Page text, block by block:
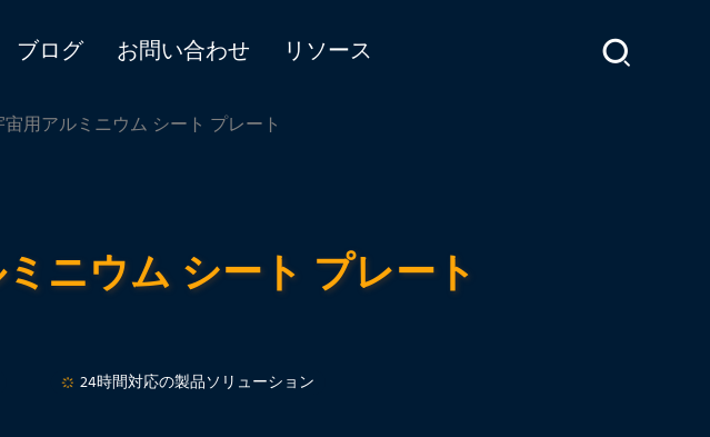
ブログ お問い合わせ リソース
宙用アルミニウム シート プレート
ミニウム シート プレート
24時間対応の製品ソリューション